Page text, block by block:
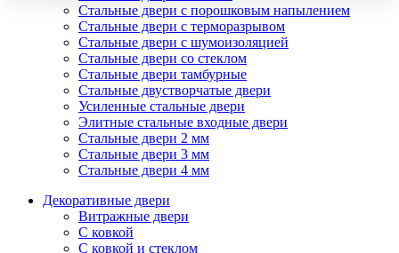
Стальные двери с порошковым напылением
Стальные двери с терморазрывом
Стальные двери с шумоизоляцией
Стальные двери со стеклом
Стальные двери тамбурные
Стальные двустворчатые двери
Усиленные стальные двери
Элитные стальные входные двери
Стальные двери 2 мм
Стальные двери 3 мм
Стальные двери 4 мм
Декоративные двери
Витражные двери
С ковкой
С ковкой и стеклом
использования систем аналитики (например,
Яндекс.Метрика), в соответствии с нашей
обработки персональных данных.
Если вы не хотите, чтобы ваши данные обрабатывались,
настройте ограничения в браузере или покиньте сайт.